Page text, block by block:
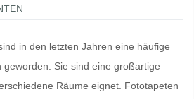
in den letzten Jahren eine häufige
geworden. Sie sind eine großartige
Räume eignet. Fototapeten